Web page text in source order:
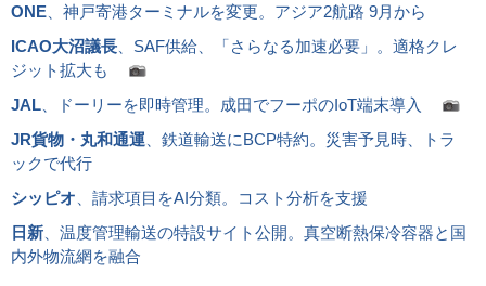
ONE 、神戸寄港ターミナルを変更。アジア2航路 9月から
ICAO大沼議長 、SAF供給、「さらなる加速必要」。適格クレ
ジット拡大も
JAL 、ドーリーを即時管理。成田でフーポのIoT端末導入
JR貨物・丸和通運 、鉄道輸送にBCP特約。災害予見時、トラ
ックで代行
シッピオ 、請求項目をAI分類。コスト分析を支援
日新 、温度管理輸送の特設サイト公開。真空断熱保冷容器と国
内外物流網を融合